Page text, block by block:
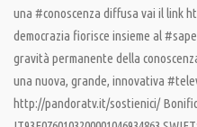
una #conoscenza diffusa vai il link
democrazia fiorisce insieme al
gravità permanente della
una nuova, grande, innovativa
http://pandoratv.it/sostienici/